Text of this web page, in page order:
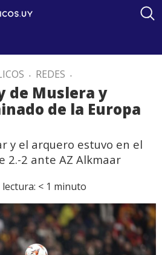
. REDES .
de Muslera y
de la Europa
y el arquero estuvo en el
2.-2 ante AZ Alkmaar
< 1 minuto